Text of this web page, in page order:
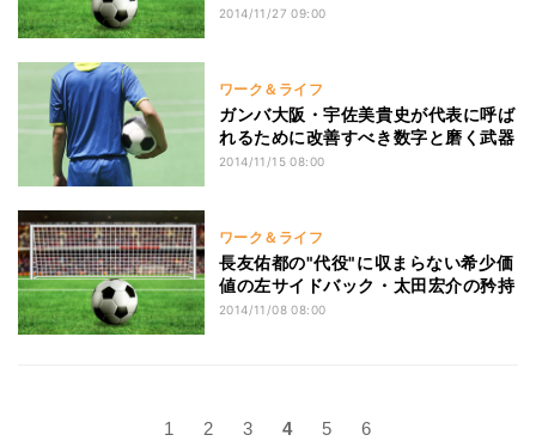
2014/11/27 09:00
ワーク＆ライフ
ガンバ大阪・宇佐美貴史が代表に呼ば
れるために改善すべき数字と磨く武器
2014/11/15 08:00
ワーク＆ライフ
長友佑都の"代役"に収まらない希少価
値の左サイドバック・太田宏介の矜持
2014/11/08 08:00
1 2 3 4 5 6